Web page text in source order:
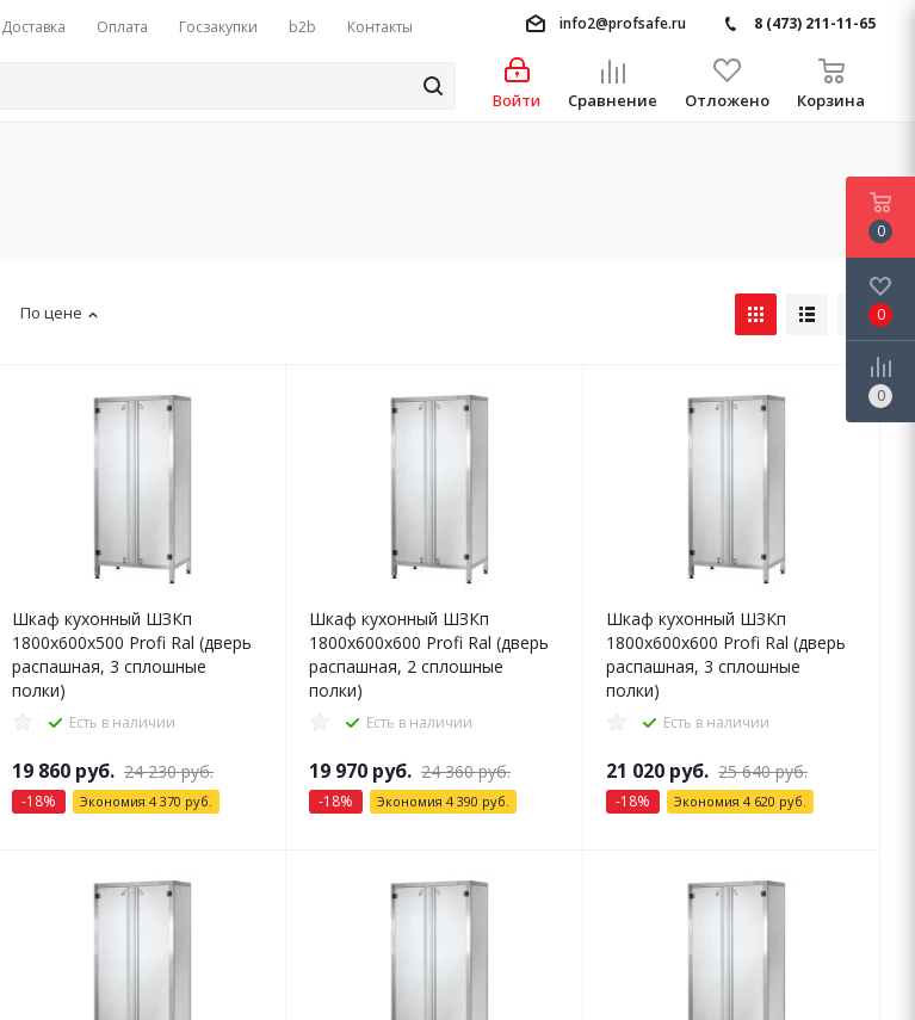
Доставка Оплата Госзакупки b2b Контакты info2@profsafe.ru 8 (473) 211-11-65
Войти Сравнение Отложено Корзина
По цене
Шкаф кухонный ШЗКп
1800x600x500 Profi Ral (дверь
распашная, 3 сплошные
полки)
Есть в наличии
19 860 руб. 24 230руб.
-18% Экономия 4 370 руб.
Шкаф кухонный ШЗКп
1800x600x600 Profi Ral (дверь
распашная, 2 сплошные
полки)
Есть в наличии
19 970 руб. 24 360руб.
-18% Экономия 4 390 руб.
Шкаф кухонный ШЗКп
1800x600x600 Profi Ral (дверь
распашная, 3 сплошные
полки)
Есть в наличии
21 020 руб. 25 640руб.
-18% Экономия 4 620 руб.
0
0
0